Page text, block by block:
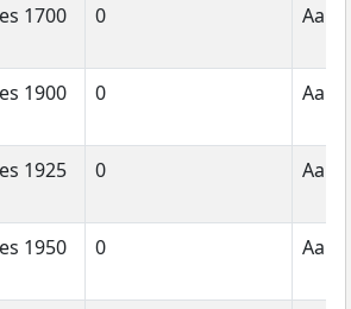
1700
0
1900
0
1925
0
1950
0